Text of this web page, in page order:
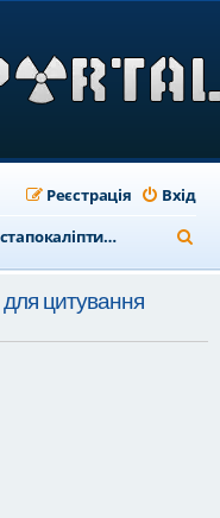
Вхід
Реєстрація
Постапокаліптичний форум
о
у
цитування